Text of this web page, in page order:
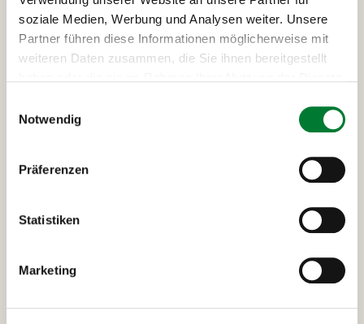
soziale Medien, Werbung und Analysen weiter. Unsere
Partner führen diese Informationen möglicherweise mit
weiteren Daten zusammen, die Sie ihnen bereitgestellt
Notwendig
Präferenzen
Statistiken
Marketing
Ausflüge und Highlights
Lichterrundfahrt London